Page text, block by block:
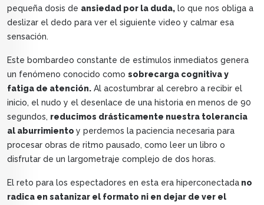
pequeña dosis de ansiedad por la duda, lo que nos obliga a
deslizar el dedo para ver el siguiente video y calmar esa
sensación.
Este bombardeo constante de estímulos inmediatos genera
un fenómeno conocido como sobrecarga cognitiva y
fatiga de atención. Al acostumbrar al cerebro a recibir el
inicio, el nudo y el desenlace de una historia en menos de 90
segundos, reducimos drásticamente nuestra tolerancia
al aburrimiento y perdemos la paciencia necesaria para
procesar obras de ritmo pausado, como leer un libro o
disfrutar de un largometraje complejo de dos horas.
El reto para los espectadores en esta era hiperconectada no
radica en satanizar el formato ni en dejar de ver el